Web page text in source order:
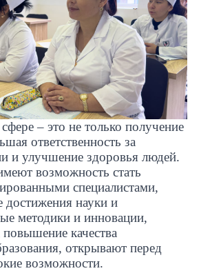
– это не только получение
ответственность за
и улучшение здоровья людей.
возможность стать
специалистами,
достижения науки и
методики и инновации,
качества
открывают перед
возможности.
O‘zbekiston yosh olimlari"
нашей любимой газеты «UBS
UBS и планы на перспективу
повысили квалификацию в
информации
удостоены наград
языка на новый уровень?
investitsiya — Yangi
eng muhim tayanchi